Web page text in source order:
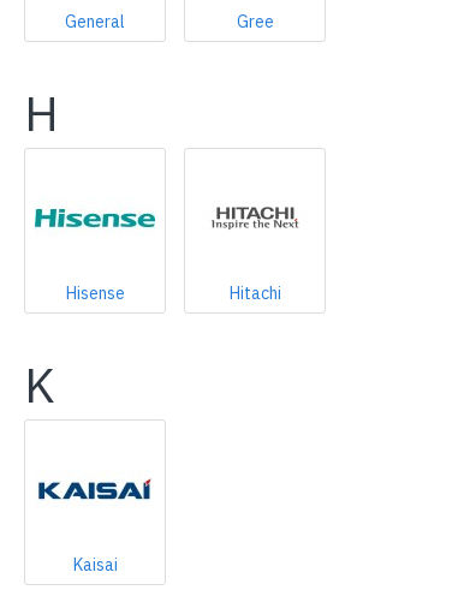
General Gree
H
Hisense Hitachi
K
Kaisai